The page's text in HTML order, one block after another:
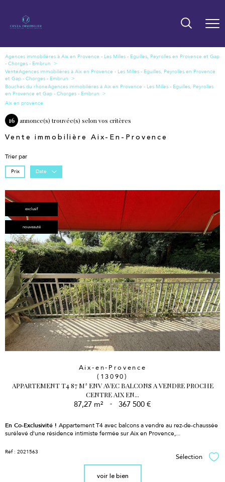
Vente
Bouches du rhone
Aix en provence
16 annonce(s) trouvée(s) selon vos critères
Vente immobilière Aix-En-Provence
Trier par
Prix Date
exclusif
nouveauté
Aix-en-Provence
(13090)
APPARTEMENT T4 87 M² ENV AVEC BALCONS A VENDRE PROCHE
CENTRE AIX EN...
87,27 m² - 367 500 €
En Co-Exclusivité ! Appartement T4 avec balcons a vendre au rez-de-chaussée
surélevé d'une résidence intimiste fermée sur Aix en Provence,...
Réf : 2021563
Sélection
voir le bien